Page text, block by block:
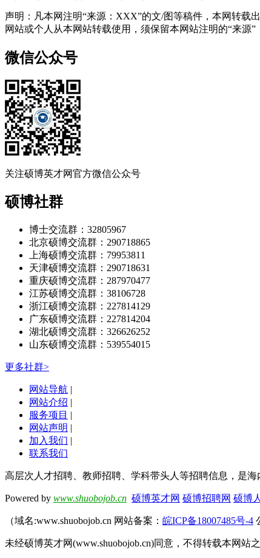
声明：凡本网注明“来源：XXX”的文/图等稿件，本网转载
网站或个人从本网站转载使用，须保留本网站注明的“来源
微信公众号
关注硕博英才网官方微信公众号
硕博社群
博士交流群：32805967
北京硕博交流群：290718865
上海硕博交流群：79953811
天津硕博交流群：290718631
重庆硕博交流群：287970477
江苏硕博交流群：38106728
浙江硕博交流群：227814129
广东硕博交流群：227814204
湖北硕博交流群：326626252
山东硕博交流群：539554015
更多社群>
网站导航 |
网站介绍 |
服务项目 |
网站声明 |
加入我们 |
联系我们
高层次人才招聘、教师招聘、学科带头人等招聘信息，是
Powered by www.shuobojob.cn 硕博英才网 硕博招聘网 硕博
（域名:www.shuobojob.cn 网站备案： 皖ICP备18007485号-4
未经硕博英才网(www.shuobojob.cn)同意，不得转载本网站